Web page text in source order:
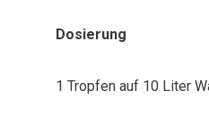
Dosierung
1 Tropfen auf 10 Liter